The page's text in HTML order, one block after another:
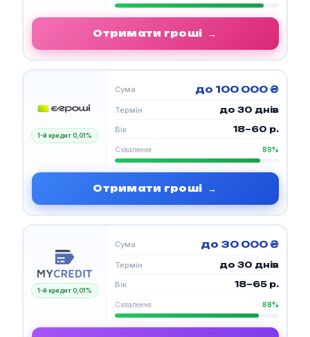
Отримати гроші →
1-й кредит 0,01%
Сума до 100 000 ₴
Термін до 30 днів
Вік 18–60 р.
Схвалення 89%
Отримати гроші →
1-й кредит 0,01%
Сума до 30 000 ₴
Термін до 30 днів
Вік 18–65 р.
Схвалення 88%